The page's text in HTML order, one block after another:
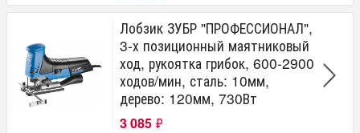
Лобзик ЗУБР "ПРОФЕССИОНАЛ",
3-х позиционный маятниковый
ход, рукоятка грибок, 600-2900
ходов/мин, сталь: 10мм,
дерево: 120мм, 730Вт
3 085 ₽